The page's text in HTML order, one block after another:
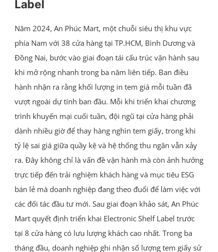
Label
Năm 2024, An Phúc Mart, một chuỗi siêu thị khu vực
phía Nam với 38 cửa hàng tại TP.HCM, Bình Dương và
Đồng Nai, bước vào giai đoạn tái cấu trúc vận hành sau
khi mở rộng nhanh trong ba năm liên tiếp. Ban điều
hành nhận ra rằng khối lượng in tem giá mỗi tuần đã
vượt ngoài dự tính ban đầu. Mỗi khi triển khai chương
trình khuyến mại cuối tuần, đội ngũ tại cửa hàng phải
dành nhiều giờ để thay hàng nghìn tem giấy, trong khi
tỷ lệ sai giá giữa quầy kệ và hệ thống thu ngân vẫn xảy
ra. Đây không chỉ là vấn đề vận hành mà còn ảnh hưởng
trực tiếp đến trải nghiệm khách hàng và mục tiêu ESG
bán lẻ mà doanh nghiệp đang theo đuổi để làm việc với
các đối tác đầu tư mới. Sau giai đoạn khảo sát, An Phúc
Mart quyết định triển khai Electronic Shelf Label trước
tại 8 cửa hàng có lưu lượng khách cao nhất. Trong ba
tháng đầu, doanh nghiệp ghi nhận số lượng tem giấy sử